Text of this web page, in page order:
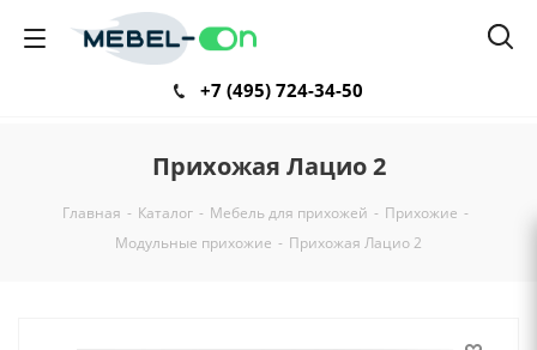
+7 (495) 724-34-50
Прихожая Лацио 2
Главная - Каталог - Мебель для прихожей - Прихожие -
Модульные прихожие - Прихожая Лацио 2